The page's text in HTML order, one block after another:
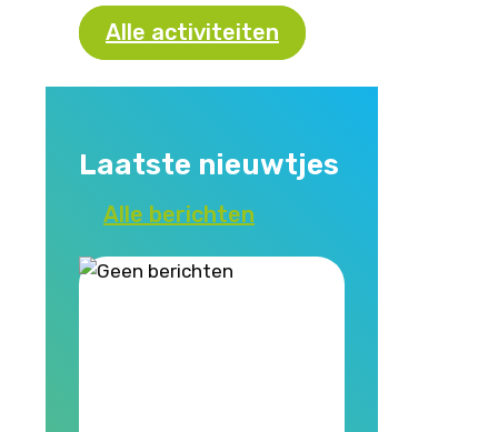
Alle activiteiten
Laatste nieuwtjes
Alle berichten